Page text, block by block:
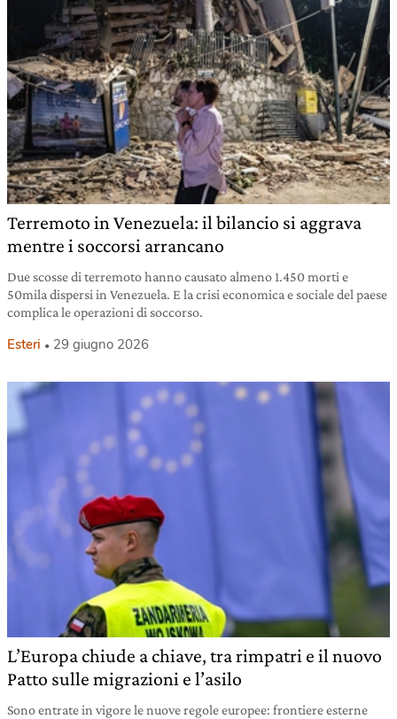
Terremoto in Venezuela: il bilancio si aggrava
mentre i soccorsi arrancano
Due scosse di terremoto hanno causato almeno 1.450 morti e
50mila dispersi in Venezuela. E la crisi economica e sociale del paese
complica le operazioni di soccorso.
Esteri 29 giugno 2026
L’Europa chiude a chiave, tra rimpatri e il nuovo
Patto sulle migrazioni e l’asilo
Sono entrate in vigore le nuove regole europee: frontiere esterne